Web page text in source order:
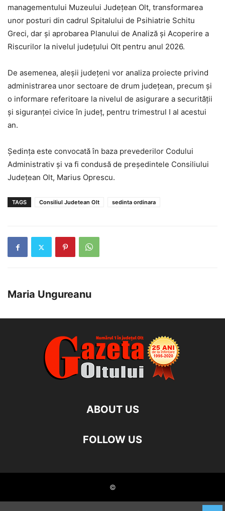
managementului Muzeului Județean Olt, transformarea
unor posturi din cadrul Spitalului de Psihiatrie Schitu
Greci, dar și aprobarea Planului de Analiză și Acoperire a
Riscurilor la nivelul județului Olt pentru anul 2026.
De asemenea, aleșii județeni vor analiza proiecte privind
administrarea unor sectoare de drum județean, precum și
o informare referitoare la nivelul de asigurare a securității
și siguranței civice în județ, pentru trimestrul I al acestui
an.
Ședința este convocată în baza prevederilor Codului
Administrativ și va fi condusă de președintele Consiliului
Județean Olt, Marius Oprescu.
TAGS Consiliul Judetean Olt sedinta ordinara
Maria Ungureanu
ABOUT US
FOLLOW US
©